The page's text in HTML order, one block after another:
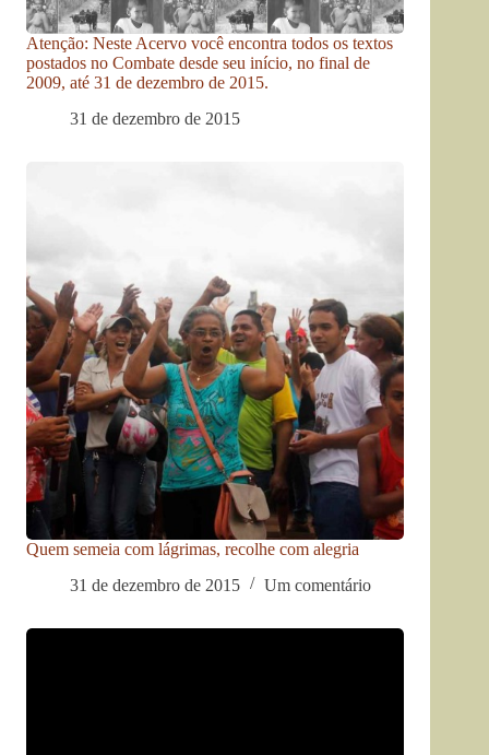
Atenção: Neste Acervo você encontra todos os textos
postados no Combate desde seu início, no final de
2009, até 31 de dezembro de 2015.
31 de dezembro de 2015
Quem semeia com lágrimas, recolhe com alegria
31 de dezembro de 2015
Um comentário